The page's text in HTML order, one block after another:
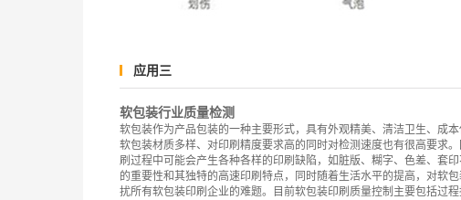
应用三
软包装行业质量检测
软包装作为产品包装的一种主要形式，具有外观精美、清洁卫生、成
软包装材质多样、对印刷精度要求高的同时对检测速度也有很高要求
刷过程中可能会产生各种各样的印刷缺陷，如脏版、糊字、色差、套
的重要性和其独特的高速印刷特点，同时随着生活水平的提高，对软
扰所有软包装印刷企业的难题。目前软包装印刷质量控制主要包括过